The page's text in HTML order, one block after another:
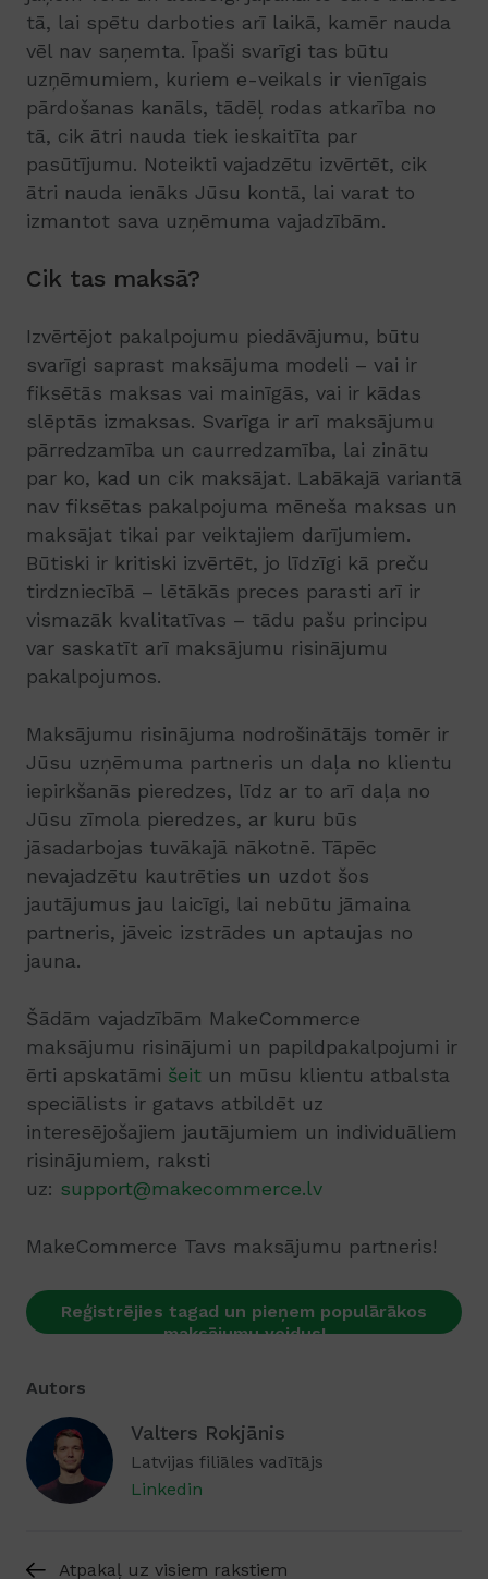
tā, lai spētu darboties arī laikā, kamēr nauda
vēl nav saņemta. Īpaši svarīgi tas būtu
uzņēmumiem, kuriem e-veikals ir vienīgais
pārdošanas kanāls, tādēļ rodas atkarība no
tā, cik ātri nauda tiek ieskaitīta par
pasūtījumu. Noteikti vajadzētu izvērtēt, cik
ātri nauda ienāks Jūsu kontā, lai varat to
izmantot sava uzņēmuma vajadzībām.
Cik tas maksā?
Izvērtējot pakalpojumu piedāvājumu, būtu
svarīgi saprast maksājuma modeli – vai ir
fiksētās maksas vai mainīgās, vai ir kādas
slēptās izmaksas. Svarīga ir arī maksājumu
pārredzamība un caurredzamība, lai zinātu
par ko, kad un cik maksājat. Labākajā variantā
nav fiksētas pakalpojuma mēneša maksas un
maksājat tikai par veiktajiem darījumiem.
Būtiski ir kritiski izvērtēt, jo līdzīgi kā preču
tirdzniecībā – lētākās preces parasti arī ir
vismazāk kvalitatīvas – tādu pašu principu
var saskatīt arī maksājumu risinājumu
pakalpojumos.
Maksājumu risinājuma nodrošinātājs tomēr ir
Jūsu uzņēmuma partneris un daļa no klientu
iepirkšanās pieredzes, līdz ar to arī daļa no
Jūsu zīmola pieredzes, ar kuru būs
jāsadarbojas tuvākajā nākotnē. Tāpēc
nevajadzētu kautrēties un uzdot šos
jautājumus jau laicīgi, lai nebūtu jāmaina
partneris, jāveic izstrādes un aptaujas no
jauna.
Šādām vajadzībām MakeCommerce
maksājumu risinājumi un papildpakalpojumi ir
ērti apskatāmi šeit un mūsu klientu atbalsta
speciālists ir gatavs atbildēt uz
interesējošajiem jautājumiem un individuāliem
risinājumiem, raksti
uz: support@makecommerce.lv
MakeCommerce Tavs maksājumu partneris!
Reģistrējies tagad un pieņem populārākos
maksājumu veidus!
Autors
Valters Rokjānis
Latvijas filiāles vadītājs
Linkedin
Atpakaļ uz visiem rakstiem